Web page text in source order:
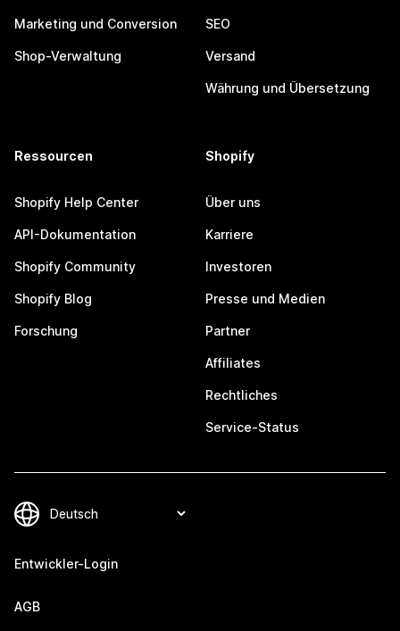
Marketing und Conversion
Shop-Verwaltung
SEO
Versand
Währung und Übersetzung
Ressourcen
Shopify Help Center
API-Dokumentation
Shopify Community
Shopify Blog
Forschung
Shopify
Über uns
Karriere
Investoren
Presse und Medien
Partner
Affiliates
Rechtliches
Service-Status
Entwickler-Login
AGB